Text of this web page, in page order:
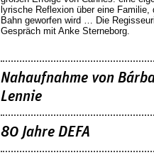
lyrische Reflexion über eine ­Familie,
Bahn geworfen wird … Die
Gespräch mit Anke Sterneborg.
Nahaufnahme von
Lennie
80 Jahre DEFA